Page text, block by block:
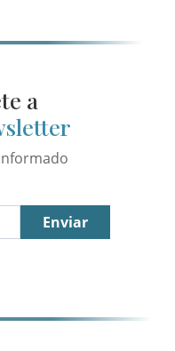
a
Enviar